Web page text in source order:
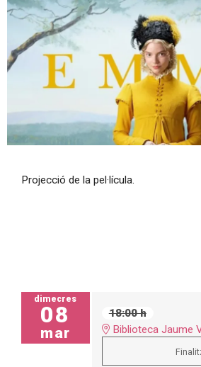
Projecció de la pel·lícula.
dimecres
08
mar
18:00 h
Biblioteca Jaume